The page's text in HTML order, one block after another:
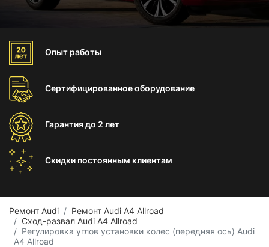
Опыт работы
Сертифицированноеоборудование
Гарантиядо 2 лет
Скидки постоянным клиентам
Ремонт Audi
Ремонт Audi A4 Allroad
Сход-развал Audi A4 Allroad
Регулировка углов установки колес (передняя ось) Audi
A4 Allroad